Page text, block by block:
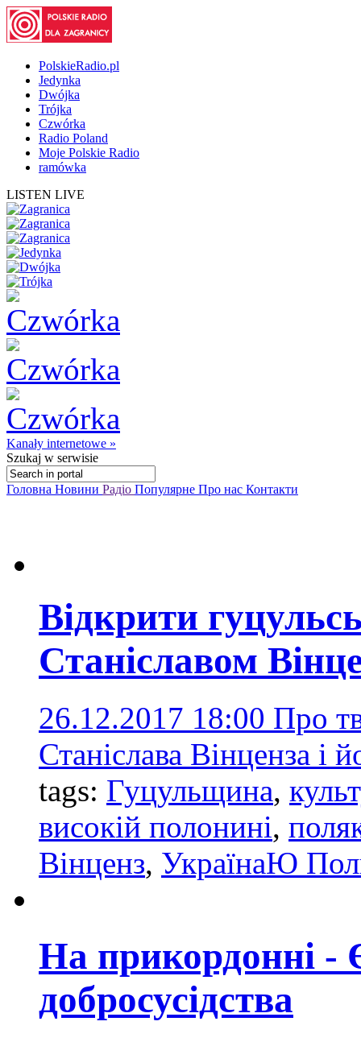
PolskieRadio.pl
Jedynka
Dwójka
Trójka
Czwórka
Radio Poland
Moje Polskie Radio
ramówka
LISTEN LIVE
Kanały internetowe »
Szukaj w serwisie
Головна Новини Радіо Популярне Про нас Контакти
Відкрити
Станіславом
26.12.2017 18:00 Про
Станіслава Вінценза і
tags: Гуцульщина,
високій полонині,
Вінценз, УкраїнаЮ
На прикордонні -
добросусідства